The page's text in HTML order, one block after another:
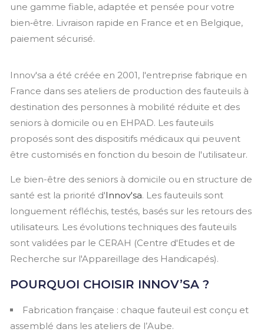
une gamme fiable, adaptée et pensée pour votre
bien‑être. Livraison rapide en France et en Belgique,
paiement sécurisé.
Innov'sa a été créée en 2001, l'entreprise fabrique en
France dans ses ateliers de production des fauteuils à
destination des personnes à mobilité réduite et des
seniors à domicile ou en EHPAD. Les fauteuils
proposés sont des dispositifs médicaux qui peuvent
être customisés en fonction du besoin de l'utilisateur.
Le bien-être des seniors à domicile ou en structure de
santé est la priorité d'Innov'sa. Les fauteuils sont
longuement réfléchis, testés, basés sur les retours des
utilisateurs. Les évolutions techniques des fauteuils
sont validées par le CERAH (Centre d'Etudes et de
Recherche sur l'Appareillage des Handicapés).
POURQUOI CHOISIR INNOV’SA ?
Fabrication française : chaque fauteuil est conçu et
assemblé dans les ateliers de l’Aube.